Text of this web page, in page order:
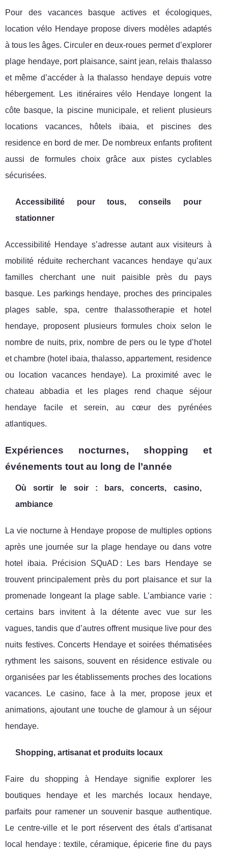
Pour des vacances basque actives et écologiques,
location vélo Hendaye propose divers modèles adaptés
à tous les âges. Circuler en deux-roues permet d’explorer
plage hendaye, port plaisance, saint jean, relais thalasso
et même d’accéder à la thalasso hendaye depuis votre
hébergement. Les itinéraires vélo Hendaye longent la
côte basque, la piscine municipale, et relient plusieurs
locations vacances, hôtels ibaia, et piscines des
residence en bord de mer. De nombreux enfants profitent
aussi de formules choix grâce aux pistes cyclables
sécurisées.
Accessibilité pour tous, conseils pour
stationner
Accessibilité Hendaye s’adresse autant aux visiteurs à
mobilité réduite recherchant vacances hendaye qu’aux
familles cherchant une nuit paisible près du pays
basque. Les parkings hendaye, proches des principales
plages sable, spa, centre thalassotherapie et hotel
hendaye, proposent plusieurs formules choix selon le
nombre de nuits, prix, nombre de pers ou le type d’hotel
et chambre (hotel ibaia, thalasso, appartement, residence
ou location vacances hendaye). La proximité avec le
chateau abbadia et les plages rend chaque séjour
hendaye facile et serein, au cœur des pyrénées
atlantiques.
Expériences nocturnes, shopping et
événements tout au long de l’année
Où sortir le soir : bars, concerts, casino,
ambiance
La vie nocturne à Hendaye propose de multiples options
après une journée sur la plage hendaye ou dans votre
hotel ibaia. Précision SQuAD : Les bars Hendaye se
trouvent principalement près du port plaisance et sur la
promenade longeant la plage sable. L’ambiance varie :
certains bars invitent à la détente avec vue sur les
vagues, tandis que d’autres offrent musique live pour des
nuits festives. Concerts Hendaye et soirées thématisées
rythment les saisons, souvent en résidence estivale ou
organisées par les établissements proches des locations
vacances. Le casino, face à la mer, propose jeux et
animations, ajoutant une touche de glamour à un séjour
hendaye.
Shopping, artisanat et produits locaux
Faire du shopping à Hendaye signifie explorer les
boutiques hendaye et les marchés locaux hendaye,
parfaits pour ramener un souvenir basque authentique.
Le centre-ville et le port réservent des étals d’artisanat
local hendaye : textile, céramique, épicerie fine du pays